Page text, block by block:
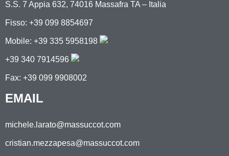
S.S. 7 Appia 632, 74016 Massafra TA – Italia
Fisso: +39 099 8854697
Mobile: +39 335 5958198
+39 340 7914596
Fax: +39 099 9908002
EMAIL
michele.larato@massuccot.com
cristian.mezzapesa@massuccot.com